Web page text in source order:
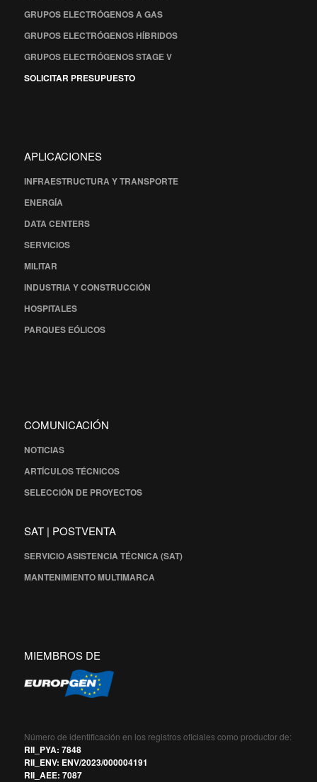
GRUPOS ELECTRÓGENOS A GAS
GRUPOS ELECTRÓGENOS HÍBRIDOS
GRUPOS ELECTRÓGENOS STAGE V
SOLICITAR PRESUPUESTO
APLICACIONES
INFRAESTRUCTURA Y TRANSPORTE
ENERGÍA
DATA CENTERS
SERVICIOS
MILITAR
INDUSTRIA Y CONSTRUCCIÓN
HOSPITALES
PARQUES EÓLICOS
COMUNICACIÓN
NOTICIAS
ARTÍCULOS TÉCNICOS
SELECCIÓN DE PROYECTOS
SAT | POSTVENTA
SERVICIO ASISTENCIA TÉCNICA (SAT)
MANTENIMIENTO MULTIMARCA
MIEMBROS DE
Número de identificación en los registros oficiales como productor de:
RII_PYA: 7848
RII_ENV: ENV/2023/000004191
RII_AEE: 7087